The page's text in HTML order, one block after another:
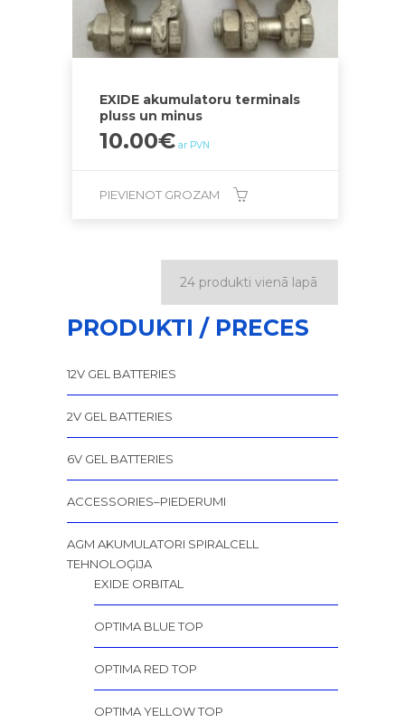
EXIDE akumulatoru terminals
pluss un minus
10.00€ ar PVN
PIEVIENOT GROZAM
PRODUKTI / PRECES
12V GEL BATTERIES
2V GEL BATTERIES
6V GEL BATTERIES
ACCESSORIES–PIEDERUMI
AGM AKUMULATORI SPIRALCELL
TEHNOLOĢIJA
EXIDE ORBITAL
OPTIMA BLUE TOP
OPTIMA RED TOP
OPTIMA YELLOW TOP